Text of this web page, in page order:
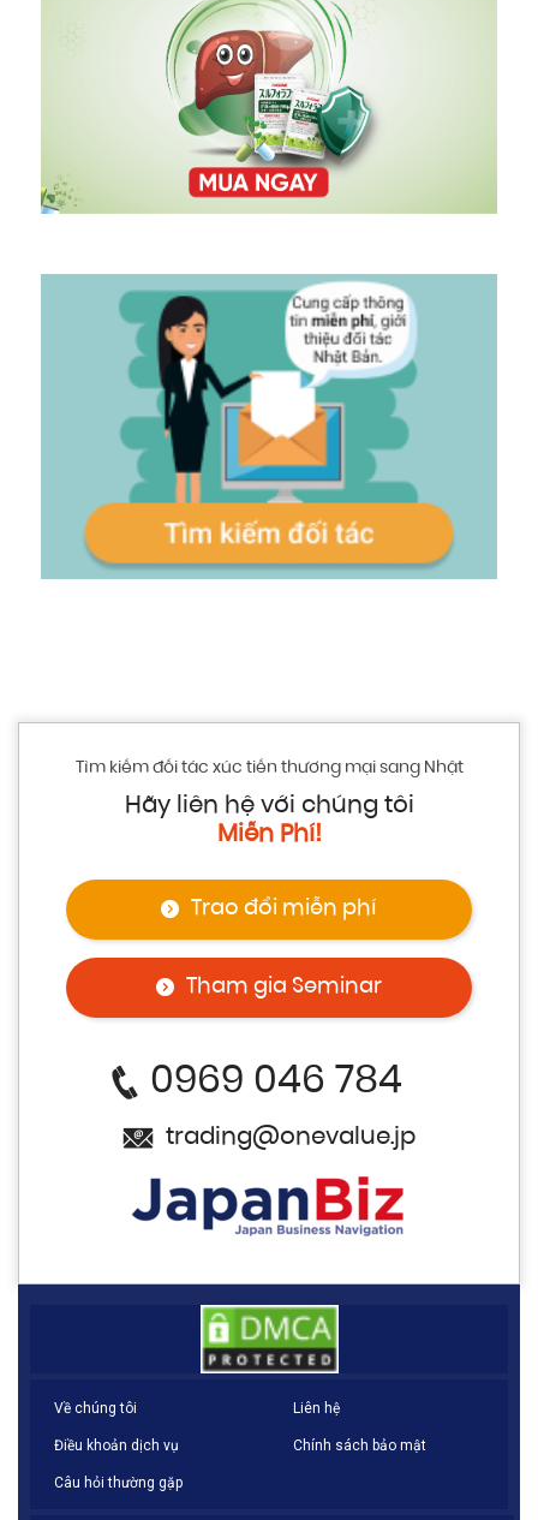
Tìm kiếm đối tác xúc tiến thương mại sang Nhật
Hãy liên hệ với chúng tôi
Miễn Phí!
Trao đổi miễn phí
Tham gia Seminar
0969 046 784
trading@onevalue.jp
Về chúng tôi Liên hệ
Điều khoản dịch vụ Chính sách bảo mật
Câu hỏi thường gặp